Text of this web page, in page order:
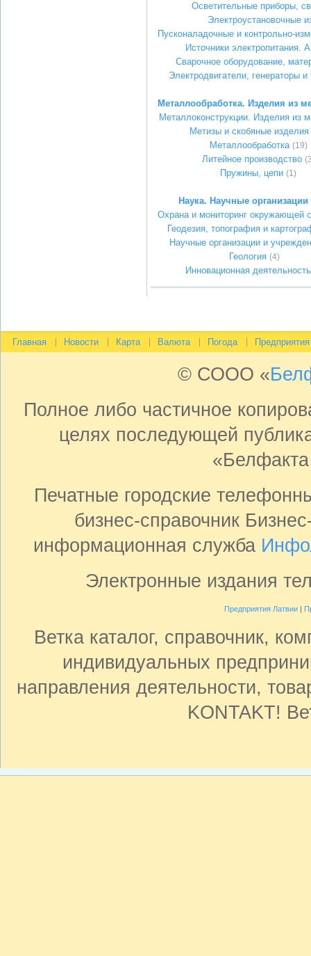
Осветительные приборы,
Электроустановочные
Пусконаладочные и контрольно-
Источники электропитания.
Сварочное оборудование,
Электродвигатели, генераторы
Металлообработка. Изделия из
Металлоконструкции. Изделия из
Метизы и скобяные изделия
Металлообработка (19)
Литейное производство
Пружины, цепи (1)
Наука. Научные организации
Охрана и мониторинг окружающей
Геодезия, топография и
Научные организации и
Геология (4)
Инновационная деятельность
Главная Новости Карта Валюта Погода Предприятия
© СООО «
Полное либо частичное
целях последующей
Печатные городские
бизнес-справочник
информационная служба
Электронные издания
Предприятия Латвии|
Ветка каталог, справочник,
индивидуальных
направления деятельности,
KONTAKT!